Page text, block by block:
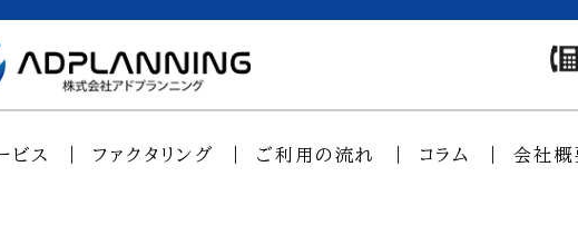
ビス ファクタリング ご利用の流れ コラム 会社概